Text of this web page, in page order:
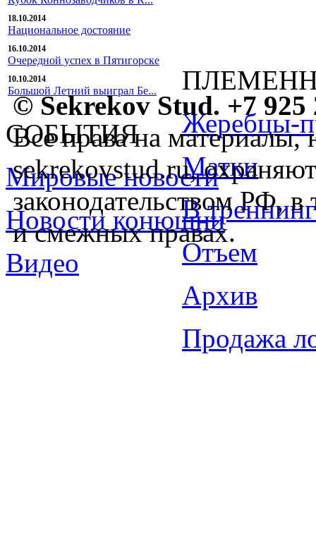
18.10.2014
Национальное достояние
16.10.2014
Очередной успех в Пятигорске
10.10.2014
Большой Летний выиграл Бе...
СОБЫТИЯ
Мировые новости
Новости конюшни
Видео
Жеребцы-
Матки
В
Отъем
Архив
Продажа
© Sekrekov Stud. +7 925
Все права на материалы,
sekrekovstud.ru,
законодательством РФ, в
и смежных правах.